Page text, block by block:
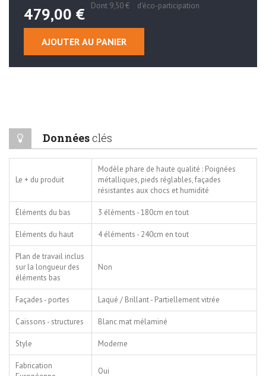
479,00 € Dont 9,50 € d'éco-participation
AJOUTER AU PANIER
Données clés
Le + du produit
Modèle phare de haute qualité : Poignées
métalliques, pieds réglables, façades
résistantes aux chocs et humidité
Éléments du bas 3 éléments - 180cm en tout
Eléments du haut 4 éléments - 240cm en tout
Plan de travail inclus
sur la longueur des
éléments bas
Non
Façades - portes Laqué / Brillant - Partiellement vitrée
Caissons - structures Blanc mat mélaminé
Style Moderne
Fabrication
Oui